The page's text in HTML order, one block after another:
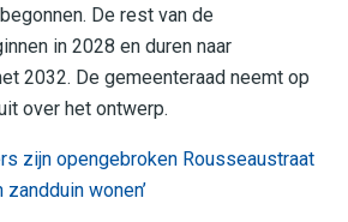
De rest van de
in 2028 en duren naar
2032. De gemeenteraad neemt op
over het ontwerp.
zijn opengebroken Rousseaustraat
wonen’